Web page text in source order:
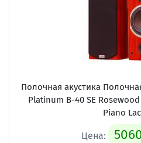
Полочная акустика
Platinum B-40 SE
Piano
Цена: